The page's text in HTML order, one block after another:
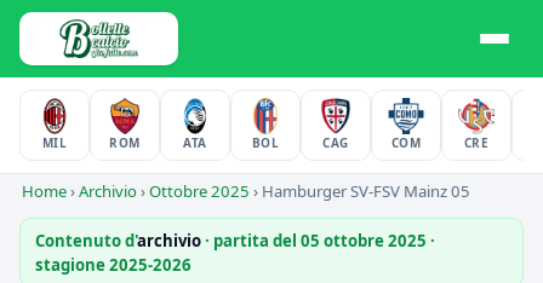
MIL ROM ATA BOL CAG COM CRE
Home›Archivio›Ottobre 2025 › Hamburger SV-FSV Mainz 05
Contenuto d'archivio· partita del 05 ottobre 2025 ·
stagione 2025-2026